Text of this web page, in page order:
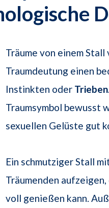
Träume von einem
Traumdeutung einen
Instinkten oder Trieben
Traumsymbol bewusst
sexuellen Gelüste gut
Ein schmutziger Stall
Träumenden
voll genießen kann.